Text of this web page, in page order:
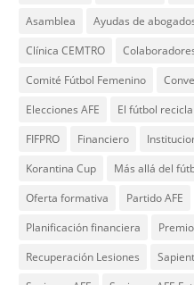
Asamblea
Ayudas de
Clínica CEMTRO
Comité Fútbol Femenino
Elecciones AFE
El fútbol recicla
FIFPRO
Financiero
Korantina Cup
Más allá del
Oferta formativa
Partido AFE
Planificación financiera
Recuperación Lesiones